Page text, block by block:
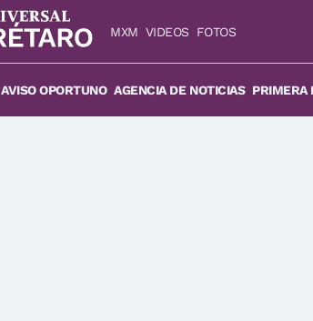
MXM VIDEOS FOTOS
AVISO OPORTUNO AGENCIA DE NOTICIAS PRIMERA